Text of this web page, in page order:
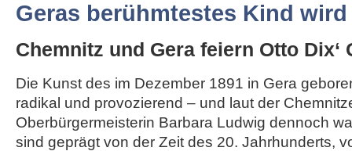
Geras berühmtestes Kind wird
Chemnitz und Gera feiern Otto Dix‘
Die Kunst des im Dezember 1891 in Gera
radikal und provozierend – und laut der
Oberbürgermeisterin Barbara Ludwig dennoch
sind geprägt von der Zeit des 20. Jahrhunderts,